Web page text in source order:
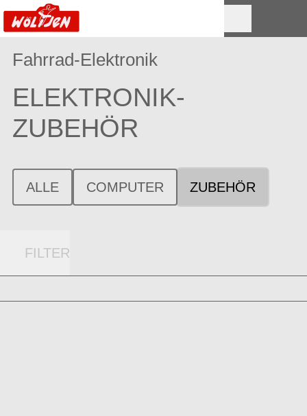
Fahrrad-Elektronik
ELEKTRONIK-
ZUBEHÖR
ALLE COMPUTER ZUBEHÖR
FILTER